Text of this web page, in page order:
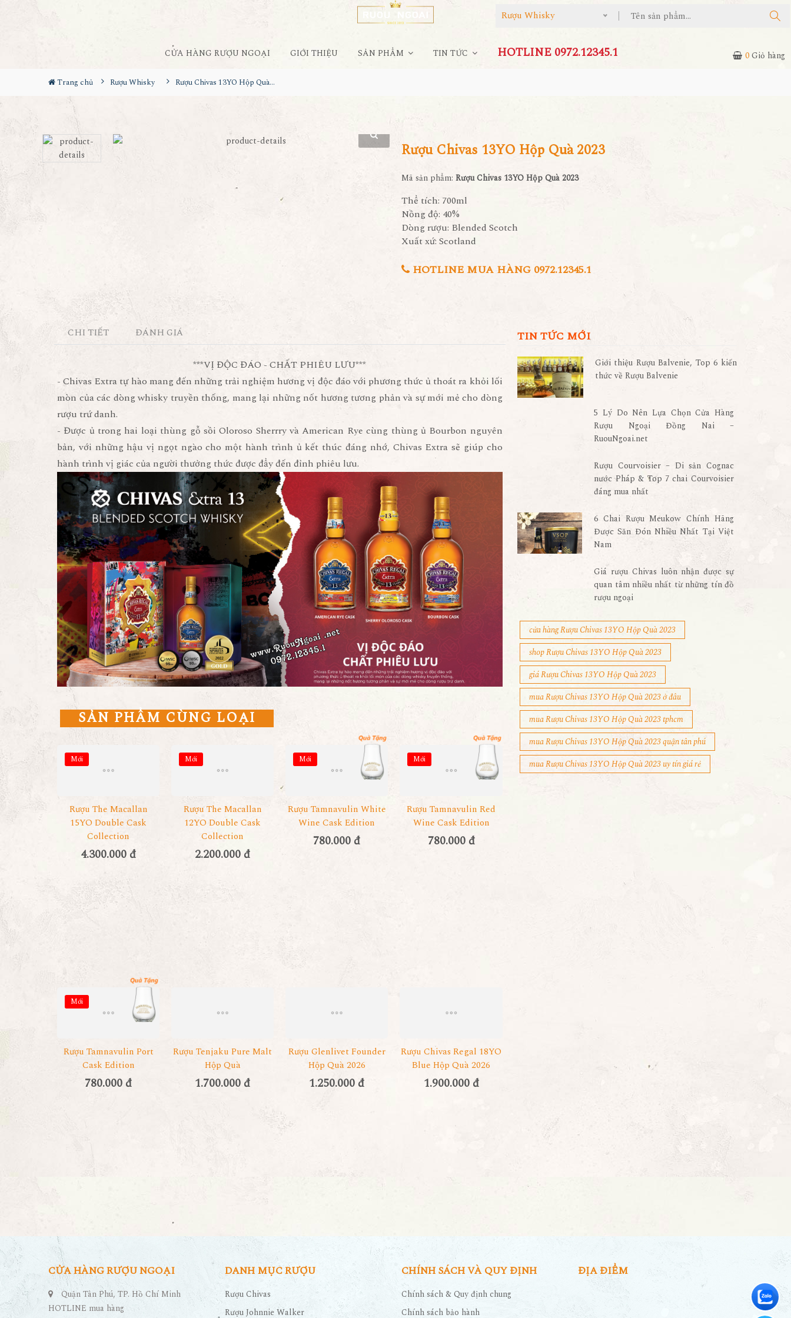
Rượu Whisky
CỬA HÀNG RƯỢU NGOẠI GIỚI THIỆU SẢN PHẨM TIN TỨC HOTLINE 0972.12345.1 0Giỏ hàng
Trang chủ Rượu Whisky Rượu Chivas 13YO Hộp Quà 2023
Rượu Chivas 13YO Hộp Quà 2023
Mã sản phẩm: Rượu Chivas 13YO Hộp Quà 2023
Thể tích: 700ml
Nồng độ: 40%
Dòng rượu: Blended Scotch
Xuất xứ: Scotland
HOTLINE MUA HÀNG 0972.12345.1
CHI TIẾT ĐÁNH GIÁ
***VỊ ĐỘC ĐÁO - CHẤT PHIÊU LƯU***
- Chivas Extra tự hào mang đến những trải nghiệm hương vị độc đáo với phương thức ủ thoát ra khỏi lối
mòn của các dòng whisky truyền thống, mang lại những nốt hương tương phản và sự mới mẻ cho dòng
rượu trứ danh.
- Được ủ trong hai loại thùng gỗ sồi Oloroso Sherrry và American Rye cùng thùng ủ Bourbon nguyên
bản, với những hậu vị ngọt ngào cho một hành trình ủ kết thúc đáng nhớ, Chivas Extra sẽ giúp cho
hành trình vị giác của người thưởng thức được đẩy đến đỉnh phiêu lưu.
SẢN PHẨM CÙNG LOẠI
Mới
Rượu The Macallan
15YO Double Cask
Collection
4.300.000 đ
Mới
Rượu The Macallan
12YO Double Cask
Collection
2.200.000 đ
Mới
Rượu Tamnavulin White
Wine Cask Edition
780.000 đ
Mới
Rượu Tamnavulin Red
Wine Cask Edition
780.000 đ
Mới
Rượu Tamnavulin Port
Cask Edition
780.000 đ
Rượu Tenjaku Pure Malt
Hộp Quà
1.700.000 đ
Rượu Glenlivet Founder
Hộp Quà 2026
1.250.000 đ
Rượu Chivas Regal 18YO
Blue Hộp Quà 2026
1.900.000 đ
TIN TỨC MỚI
Giới thiệu Rượu Balvenie, Top 6 kiến
thức về Rượu Balvenie
5 Lý Do Nên Lựa Chọn Cửa Hàng
Rượu Ngoại Đồng Nai –
RuouNgoai.net
Rượu Courvoisier – Di sản Cognac
nước Pháp & Top 7 chai Courvoisier
đáng mua nhất
6 Chai Rượu Meukow Chính Hãng
Được Săn Đón Nhiều Nhất Tại Việt
Nam
Giá rượu Chivas luôn nhận được sự
quan tâm nhiều nhất từ những tín đồ
rượu ngoại
cửa hàng Rượu Chivas 13YO Hộp Quà 2023
shop Rượu Chivas 13YO Hộp Quà 2023
giá Rượu Chivas 13YO Hộp Quà 2023
mua Rượu Chivas 13YO Hộp Quà 2023 ở đâu
mua Rượu Chivas 13YO Hộp Quà 2023 tphcm
mua Rượu Chivas 13YO Hộp Quà 2023 quận tân phú
mua Rượu Chivas 13YO Hộp Quà 2023 uy tín giá rẻ
CỬA HÀNG RƯỢU NGOẠI
Quận Tân Phú, TP. Hồ Chí Minh
HOTLINE mua hàng
DANH MỤC RƯỢU
Rượu Chivas
Rượu Johnnie Walker
CHÍNH SÁCH VÀ QUY ĐỊNH
Chính sách & Quy định chung
Chính sách bảo hành
ĐỊA ĐIỂM